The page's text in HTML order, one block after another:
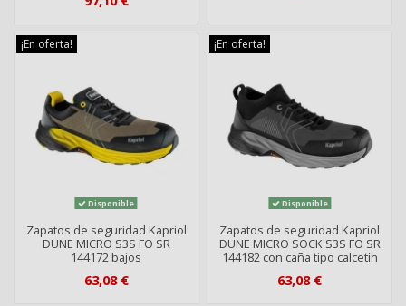
¡En oferta!
Disponible
Zapatos de seguridad Kapriol
DUNE MICRO S3S FO SR
144172 bajos
63,08 €
¡En oferta!
Disponible
Zapatos de seguridad Kapriol
DUNE MICRO SOCK S3S FO SR
144182 con caña tipo calcetín
63,08 €